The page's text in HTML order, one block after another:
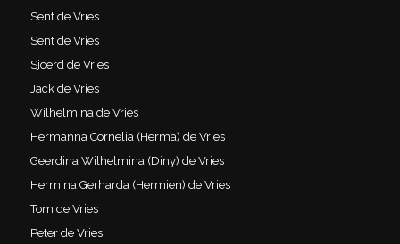
Sent de Vries
Sent de Vries
Sjoerd de Vries
Jack de Vries
Wilhelmina de Vries
Hermanna Cornelia (Herma) de Vries
Geerdina Wilhelmina (Diny) de Vries
Hermina Gerharda (Hermien) de Vries
Tom de Vries
Peter de Vries